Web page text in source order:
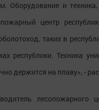
Оборудование и
центр
таких в
республики. Техника
держится на плаву», -
лесопожарного